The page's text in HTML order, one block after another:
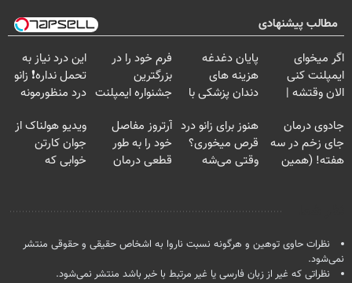
مطالب پیشنهادی
اگر میخوای
ایمپلنت کنی
الان وقتشه |
میلیون تومان!!!
پایان دغدغه
هزینه های
دندان پزشکی با
خانگی
فرم خود را در
بزرگترین
جشنواره ایمپلنت
فقط ۲۵ میلیون
این درد نیاز به
تحمل نداره❗ زانو
درد منظورمونه
جادوی درمان
جای زخم در سه
هفته! (همین
هنوز برای زانو درد
قرص میخوری؟
وقتی می‌شه
آرتروز مفاصل
خود را به طور
قطعی درمان
ویدیو هولناک از
جوان کارتن
خوابی که
نظرات حاوی توهین و هرگونه نسبت ناروا به اشخاص حقیقی و حقوقی منتشر
نمی‌شود.
نظراتی که غیر از زبان فارسی یا غیر مرتبط با خبر باشد منتشر نمی‌شود.